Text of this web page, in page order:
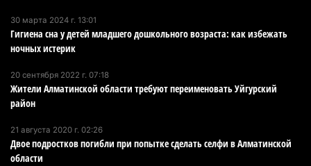
5 августа 2026 г. 13:55
Казахстан может начать выпуск экологичного
запустят в Алатау
5 августа 2026 г. 12:32
Туриста с тяжелыми травмами эвакуировали в
горах Алматинской области после камнепада
30 марта 2024 г. 13:01
Гигиена сна у детей младшего дошкольного возраста: как избежать
ночных истерик
20 сентября 2022 г. 07:18
Жители Алматинской области требуют переименовать Уйгурский
район
21 августа 2020 г. 02:26
Двое подростков погибли при попытке сделать селфи в Алматинской
области